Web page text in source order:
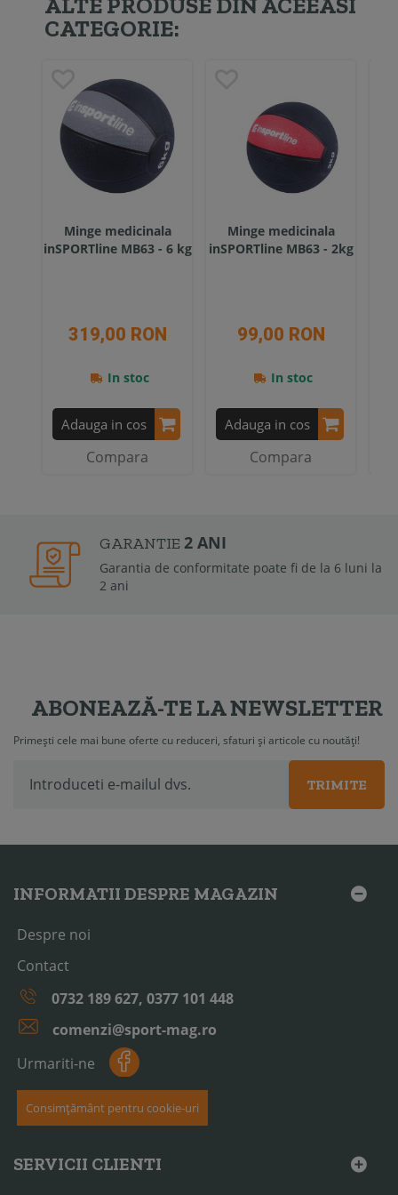
CATEGORIE:
Minge medicinala
inSPORTline MB63 - 6 kg
319,00 RON
In stoc
Adauga in cos
Compara
Minge medicinala
inSPORTline MB63 - 2kg
99,00 RON
In stoc
Adauga in cos
Compara
GARANTIE 2 ANI
Garantia de conformitate poate fi de la 6 luni la
2 ani
ABONEAZĂ-TE LA NEWSLETTER
Primești cele mai bune oferte cu reduceri, sfaturi și articole cu noutăți!
TRIMITE
INFORMATII DESPRE MAGAZIN
Despre noi
Contact
0732 189 627, 0377 101 448
comenzi@sport-mag.ro
Urmariti-ne
Consimțământ pentru cookie-uri
SERVICII CLIENTI